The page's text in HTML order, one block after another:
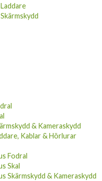
& Kameraskydd
Kablar & Hörlurar
Fodral
Skal
Skärmskydd & Kameraskydd